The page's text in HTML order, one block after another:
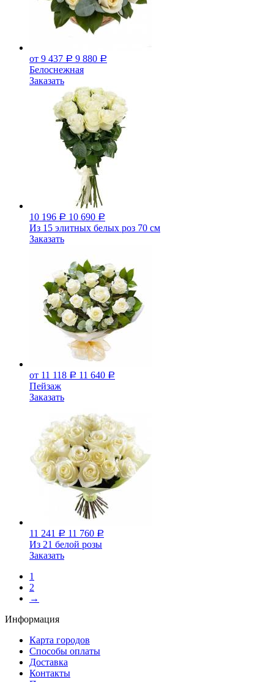
от 9 437 Р 9 880 Р
Белоснежная
Заказать
10 196 Р 10 690 Р
Из 15 элитных белых роз 70 см
Заказать
от 11 118 Р 11 640 Р
Пейзаж
Заказать
11 241 Р 11 760 Р
Из 21 белой розы
Заказать
1
2
→
Информация
Карта городов
Способы оплаты
Доставка
Контакты